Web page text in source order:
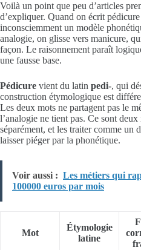
Voilà un point que peu d’articles
d’expliquer. Quand on écrit
inconsciemment un modèle
analogie, on glisse vers manicure,
façon. Le raisonnement paraît
une fausse base.
Pédicure vient du latin pedi-, qui
construction étymologique est
Les deux mots ne partagent pas le
l’analogie ne tient pas. Ce sont
séparément, et les traiter comme un
laisser piéger par la phonétique.
Voir aussi : Les métiers qui
100000 euros par mois
Mot
Étymologie
latine